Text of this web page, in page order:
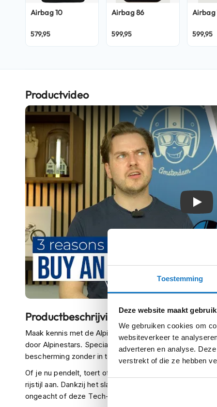
Toestemming
Deze website maakt
We gebruiken cookies om
websiteverkeer te
adverteren en analyse.
verstrekt of die ze hebben
Crosshelmen
Helm
Vizieren
Tear-
offs
Crossbrillen
Oordoppen
Onderhoud
houder
kapstok
Motorkleding
Motorjassen
motorjassen
Dames
Doorwaai
motorjassen
Waterdichte
motorjassen
Leren
motorjassen
Airbag10
579,95
Airbag86
599,95
Airbag
599,95
Productbeschrijving
Maak kennis met de Alpinestars Tech-Air® 3 V2 – het
door Alpinestars. Speciaal ontwikkeld voor dagelijks
bescherming zonder in te boeten op comfort of
Of je nu pendelt, toert of lichte off-road avonturen
rijstijl aan. Dankzij het slanke ontwerp draag je het vest
ongeacht of deze Tech-Air® Ready is of niet.
Productvideo
Play